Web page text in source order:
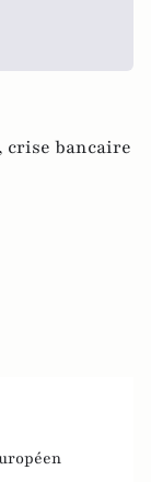
crise bancaire